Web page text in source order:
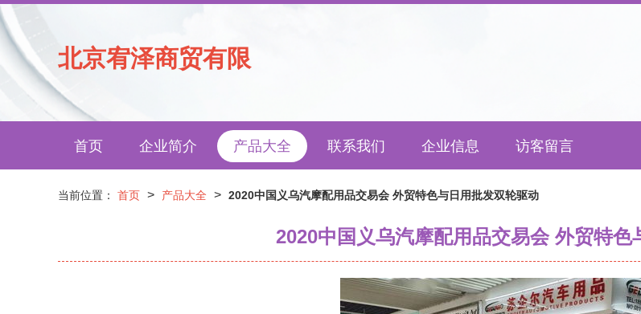
北京宥泽商贸有限
首页 企业简介 产品大全 联系我们 企业信息 访客留言
当前位置： 首页 > 产品大全 > 2020中国义乌汽摩配用品交易会 外贸特色与日用批发双轮驱动
2020中国义乌汽摩配用品交易会 外贸特色